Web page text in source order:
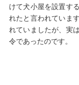
けて犬小屋を設置す
れたと言われていま
れていましたが、実
令であったのです。